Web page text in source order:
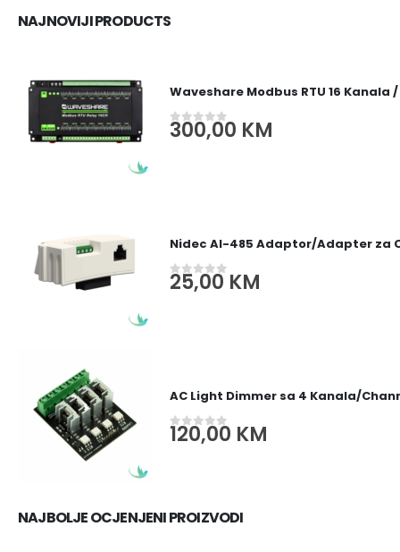
NAJNOVIJI PRODUCTS
Waveshare Modbus RTU 16
0out of 5
300,00 KM
Nidec AI-485 Adaptor/Adapter za
0out of 5
25,00KM
AC Light Dimmer sa 4 Kanala/
out of 5
120,00 KM
NAJBOLJE OCJENJENI PROIZVODI